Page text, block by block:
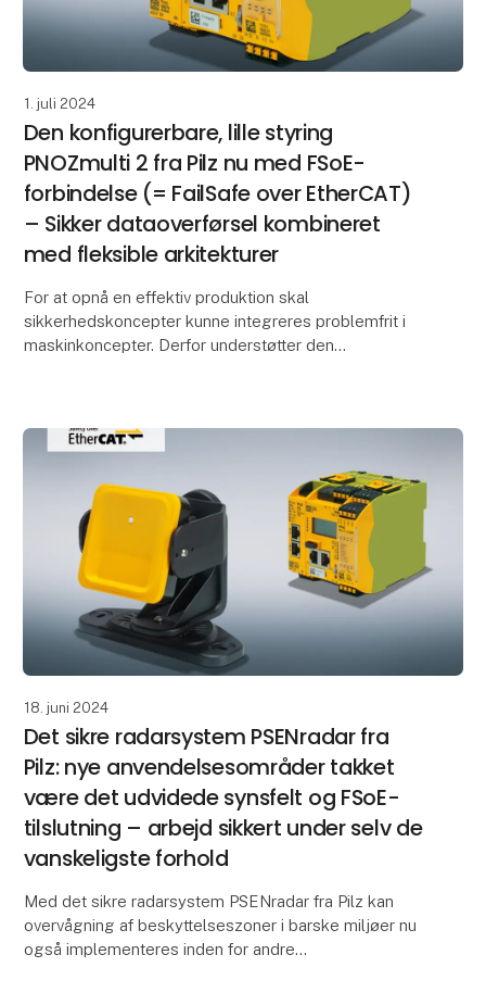
1. juli 2024
Den konfigurerbare, lille styring
PNOZmulti 2 fra Pilz nu med FSoE-
forbindelse (= FailSafe over EtherCAT)
– Sikker dataoverførsel kombineret
med fleksible arkitekturer
For at opnå en effektiv produktion skal
sikkerhedskoncepter kunne integreres problemfrit i
maskinkoncepter. Derfor understøtter den
18. juni 2024
Det sikre radarsystem PSENradar fra
Pilz: nye anvendelsesområder takket
være det udvidede synsfelt og FSoE-
tilslutning – arbejd sikkert under selv de
vanskeligste forhold
Med det sikre radarsystem PSENradar fra Pilz kan
overvågning af beskyttelseszoner i barske miljøer nu
også implementeres inden for andre